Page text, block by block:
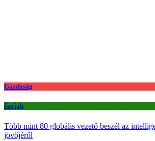
Gazdaság
Sarjah
Több mint 80 globális vezető beszél az
jövőjéről